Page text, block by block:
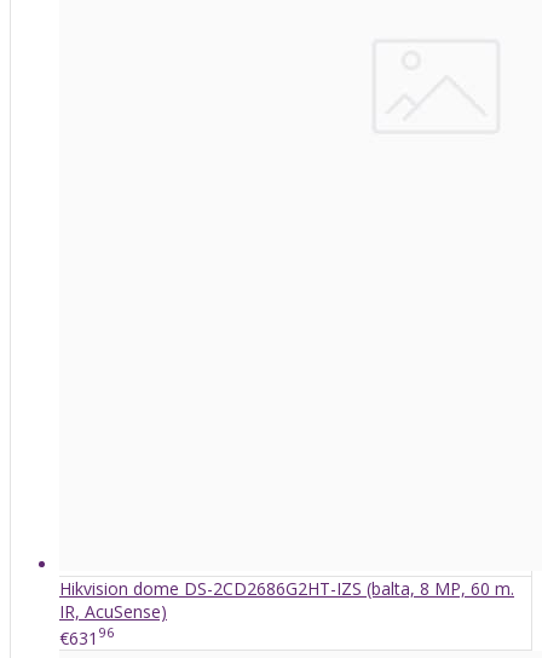
Hikvision dome DS-2CD2686G2HT-IZS (balta, 8 MP, 60 m.
IR, AcuSense)
€631 96